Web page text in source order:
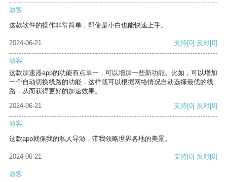
游客
这款软件的操作非常简单，即使是小白也能快速上手。
2024-06-21 支持[0] 反对[0]
游客
这款加速器app的功能有点单一，可以增加一些新功能。比如，可以增加
一个自动切换线路的功能，这样就可以根据网络情况自动选择最优的线
路，从而获得更好的加速效果。
2024-06-21
支持[0] 反对[0]
游客
这款app就像我的私人导游，带我领略世界各地的美景。
2024-06-21 支持[0] 反对[0]
游客